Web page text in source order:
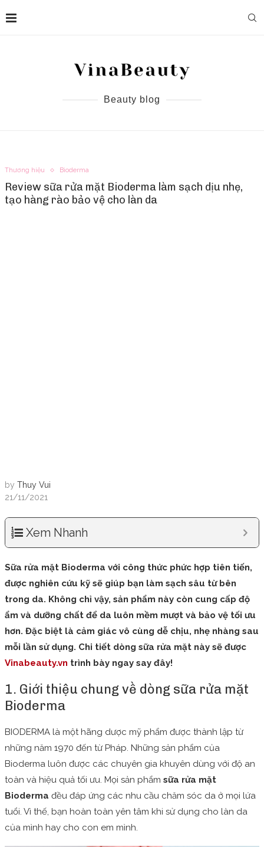
Beauty blog
Thương hiệu Bioderma
Review sữa rửa mặt Bioderma làm sạch dịu nhẹ,
tạo hàng rào bảo vệ cho làn da
by Thuy Vui
21/11/2021
Xem Nhanh
Sữa rửa mặt Bioderma với công thức phức hợp tiên tiến,
được nghiên cứu kỹ sẽ giúp bạn làm sạch sâu từ bên
trong da. Không chỉ vậy, sản phẩm này còn cung cấp độ
ẩm và dưỡng chất để da luôn mềm mượt và bảo vệ tối ưu
hơn. Đặc biệt là cảm giác vô cùng dễ chịu, nhẹ nhàng sau
mỗi lần sử dụng. Chi tiết dòng sữa rửa mặt này sẽ được
Vinabeauty.vn trình bày ngay say đây!
1. Giới thiệu chung về dòng sữa rửa mặt
Bioderma
BIODERMA là một hãng dược mỹ phẩm được thành lập từ
những năm 1970 đến từ Pháp. Những sản phẩm của
Bioderma luôn được các chuyên gia khuyên dùng với độ an
toàn và hiệu quả tối ưu. Mọi sản phẩm sữa rửa mặt
Bioderma đều đáp ứng các nhu cầu chăm sóc da ở mọi lứa
tuổi. Vì thế, bạn hoàn toàn yên tâm khi sử dụng cho làn da
của mình hay cho con em mình.